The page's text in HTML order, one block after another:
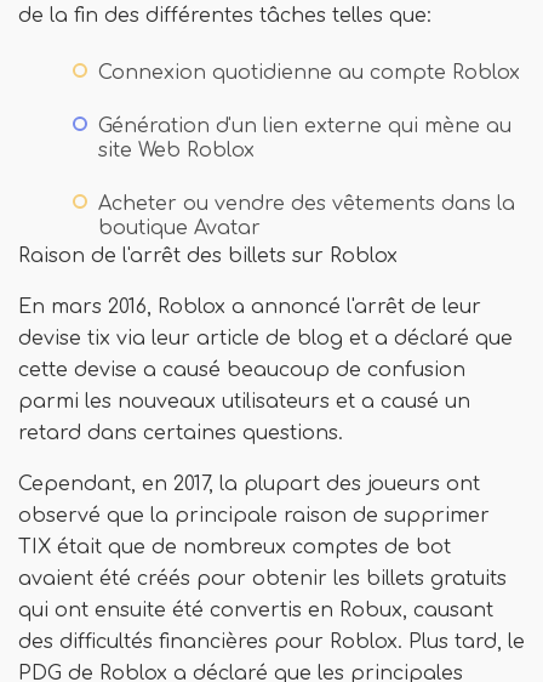
de la fin des différentes tâches telles que:
Connexion quotidienne au compte Roblox
Génération d'un lien externe qui mène au
site Web Roblox
Acheter ou vendre des vêtements dans la
boutique Avatar
Raison de l'arrêt des billets sur Roblox
En mars 2016, Roblox a annoncé l'arrêt de leur
devise tix via leur article de blog et a déclaré que
cette devise a causé beaucoup de confusion
parmi les nouveaux utilisateurs et a causé un
retard dans certaines questions.
Cependant, en 2017, la plupart des joueurs ont
observé que la principale raison de supprimer
TIX était que de nombreux comptes de bot
avaient été créés pour obtenir les billets gratuits
qui ont ensuite été convertis en Robux, causant
des difficultés financières pour Roblox. Plus tard, le
PDG de Roblox a déclaré que les principales